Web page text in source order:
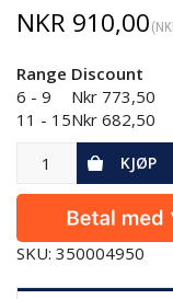
NKR 910,00 (
Range Discount
6 - 9
Nkr 773,50
11 - 15Nkr 682,50
KJØP
SKU: 350004950